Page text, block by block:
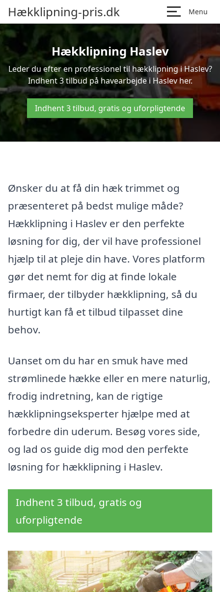
Hækklipning-pris.dk Menu
Hækklipning Haslev
Leder du efter en professionel til hækklipning i Haslev?
Indhent 3 tilbud på havearbejde i Haslev her.
Indhent 3 tilbud, gratis og uforpligtende
Ønsker du at få din hæk trimmet og
præsenteret på bedst mulige måde?
Hækklipning i Haslev er den perfekte
løsning for dig, der vil have professionel
hjælp til at pleje din have. Vores platform
gør det nemt for dig at finde lokale
firmaer, der tilbyder hækklipning, så du
hurtigt kan få et tilbud tilpasset dine
behov.
Uanset om du har en smuk have med
strømlinede hække eller en mere naturlig,
frodig indretning, kan de rigtige
hækklipningseksperter hjælpe med at
forbedre din uderum. Besøg vores side,
og lad os guide dig mod den perfekte
løsning for hækklipning i Haslev.
Indhent 3 tilbud, gratis og
uforpligtende